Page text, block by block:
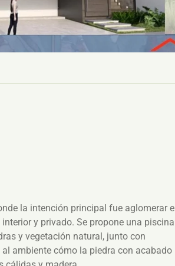
la intención principal fue aglomerar el
y privado. Se propone una piscina
y vegetación natural, junto con
ambiente cómo la piedra con acabado